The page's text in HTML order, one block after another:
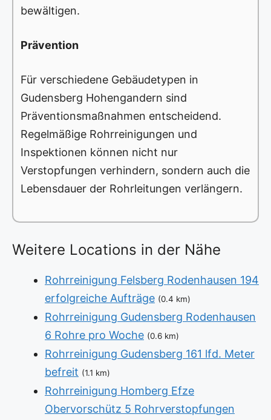
bewältigen.
Prävention
Für verschiedene Gebäudetypen in
Gudensberg Hohengandern sind
Präventionsmaßnahmen entscheidend.
Regelmäßige Rohrreinigungen und
Inspektionen können nicht nur
Verstopfungen verhindern, sondern auch die
Lebensdauer der Rohrleitungen verlängern.
Weitere Locations in der Nähe
Rohrreinigung Felsberg Rodenhausen 194
erfolgreiche Aufträge (0.4 km)
Rohrreinigung Gudensberg Rodenhausen
6 Rohre pro Woche (0.6 km)
Rohrreinigung Gudensberg 161 lfd. Meter
befreit (1.1 km)
Rohrreinigung Homberg Efze
Obervorschütz 5 Rohrverstopfungen